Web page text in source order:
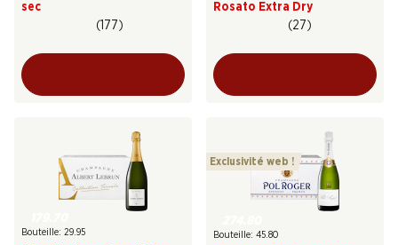
sec
(177)
Rosato Extra Dry
(27)
Bouteille: 29.95
Exclusivité web !
Bouteille: 45.80